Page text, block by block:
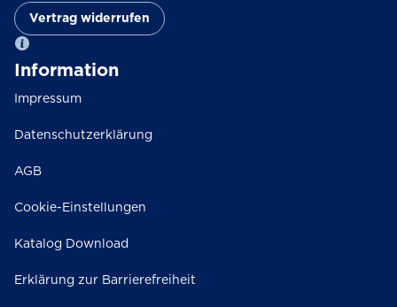
Vertrag widerrufen
Information
Impressum
Datenschutzerklärung
AGB
Cookie-Einstellungen
Katalog Download
Erklärung zur Barrierefreiheit